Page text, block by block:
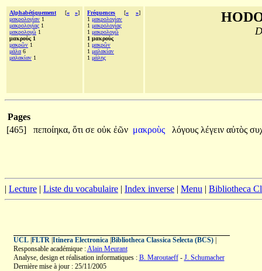
Alphabétiquement [« »]
μακρολογίαν 1
μακρολογίας 1
μακρολογῶ 1
μακροὺς 1
μακρῶν 1
μάλα 6
μαλακίαν 1
Fréquences [« »]
1 μακρολογίαν
1 μακρολογίας
1 μακρολογῶ
1 μακροὺς
1 μακρῶν
1 μαλακίαν
1 μάλης
Pages
[465]
πεποίηκα, ὅτι σε οὐκ ἐῶν μακροὺς λόγους λέγειν αὐτὸς
| Lecture | Liste du vocabulaire | Index inverse | Menu | Bibliotheca
UCL| FLTR| Itinera Electronica| Bibliotheca Classica Selecta (BCS)|
Responsable académique :Alain Meurant
Analyse, design et réalisation informatiques : B. Maroutaeff- J. Schumacher
Dernière mise à jour : 25/11/2005